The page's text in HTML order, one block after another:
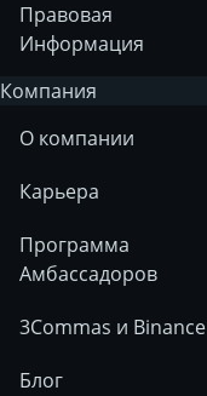
Правовая
Информация
Компания
О компании
Карьера
Программа
Амбассадоров
3Commas и Binance
Блог